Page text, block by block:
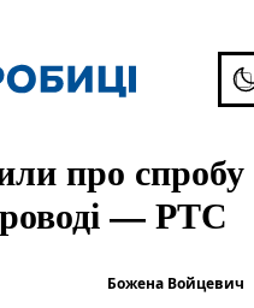
про спробу
— РТС
Божена Войцевич